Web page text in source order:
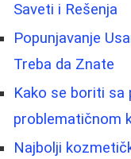
Saveti i Rešenja
Popunjavanje
Treba da Znate
Kako se boriti sa
problematičnom
Najbolji